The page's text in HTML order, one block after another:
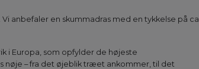
anbefaler en skummadras med en tykkelse på ca.
i Europa, som opfylder de højeste
nøje – fra det øjeblik træet ankommer, til det